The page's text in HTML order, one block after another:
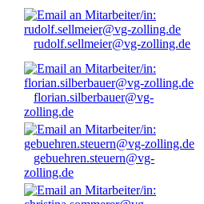
rudolf.sellmeier@vg-zolling.de
florian.silberbauer@vg-
zolling.de
gebuehren.steuern@vg-
zolling.de